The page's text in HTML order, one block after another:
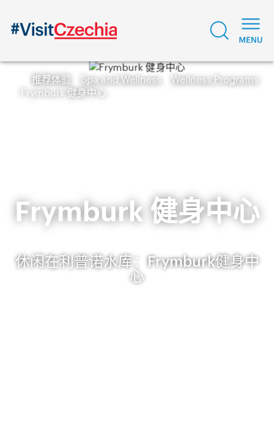
推荐体验 Spa and Wellness
Wellness Programs
Frymburk 健身中心
Frymburk 健身中心
休闲在利普诺水库：Frymburk健身中
心